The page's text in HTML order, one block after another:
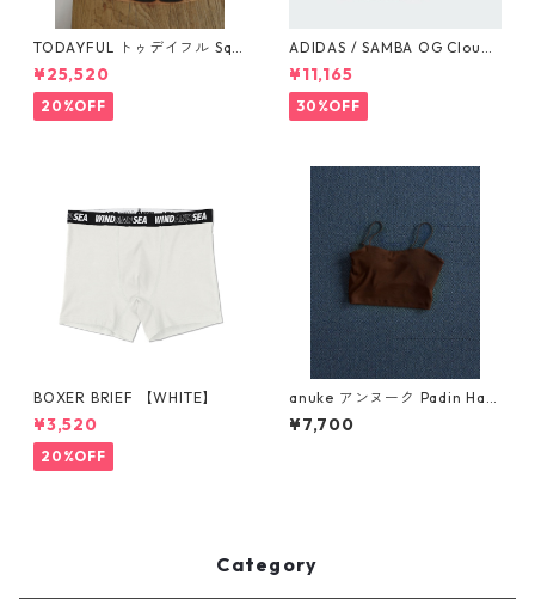
TODAYFUL トゥデイフル Squ
are Short Boots 12321008 1
2521006
¥25,520
20%OFF
ADIDAS / SAMBA OG Cloud
White / Cloud White / Gum
(IE3439)
¥11,165
30%OFF
BOXER BRIEF 【WHITE】
¥3,520
20%OFF
anuke アンヌーク Padin Half
Camisole 62610636 (BRN)
¥7,700
Category